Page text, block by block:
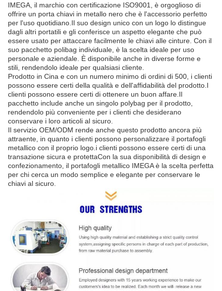
IMEGA, il marchio con certificazione ISO9001, è orgoglioso di
offrire un porta chiavi in metallo nero che è l'accessorio perfetto
per l'uso quotidiano.Il suo design unico con un logo lo distingue
dagli altri portatili e gli conferisce un aspetto elegante che può
essere usato per attaccare facilmente le chiavi alle cinture. Con il
suo pacchetto polibag individuale, è la scelta ideale per uso
personale e aziendale. È disponibile anche in diverse forme e
stili, rendendolo ideale per qualsiasi cliente.
Prodotto in Cina e con un numero minimo di ordini di 500, i clienti
possono essere certi della qualità e dell'affidabilità del prodotto.I
clienti possono essere certi di ottenere un buon affare.Il
pacchetto include anche un singolo polybag per il prodotto,
rendendolo più conveniente per i clienti che desiderano
conservare i loro articoli al sicuro.
Il servizio OEM/ODM rende anche questo prodotto ancora più
attraente, in quanto i clienti possono personalizzare il portafogli
metallico con il proprio logo.i clienti possono essere certi di una
transazione sicura e protettaCon la sua disponibilità di design e
confezionamento, il portafogli metallico IMEGA è la scelta perfetta
per chi cerca un modo semplice e elegante per conservare le
chiavi al sicuro.